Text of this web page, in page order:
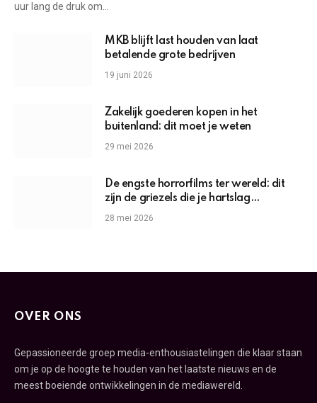
uur lang de druk om…
MKB blijft last houden van laat
betalende grote bedrijven
19 juni 2026
Zakelijk goederen kopen in het
buitenland: dit moet je weten
29 mei 2026
De engste horrorfilms ter wereld: dit
zijn de griezels die je hartslag
omhoogjagen
28 mei 2026
OVER ONS
Gepassioneerde groep media-enthousiastelingen die klaar staan
om je op de hoogte te houden van het laatste nieuws en de
meest boeiende ontwikkelingen in de mediawereld.